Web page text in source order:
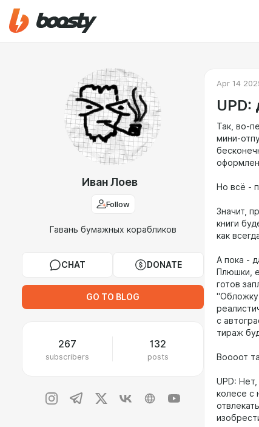
Иван Лоев
Follow
Гавань бумажных корабликов
CHAT DONATE
GO TO BLOG
267
subscribers
132
posts
Apr 14
UPD:
Так, во-
мини-
Но всё -
Значит,
книги
как
А пока -
Плюшки,
готов
"Обложку
с
тираж
Воооот
UPD:
колесе с